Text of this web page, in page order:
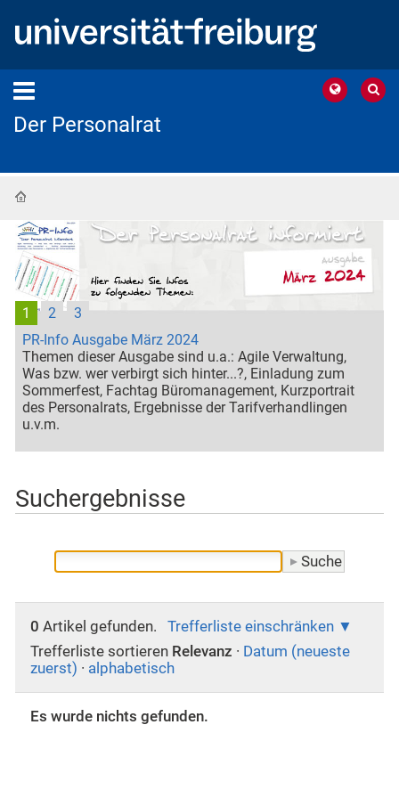
Der Personalrat
PR-Info Ausgabe März 2024
Themen dieser Ausgabe sind u.a.: Agile Verwaltung,
Was bzw. wer verbirgt sich hinter...?, Einladung zum
Sommerfest, Fachtag Büromanagement, Kurzportrait
des Personalrats, Ergebnisse der Tarifverhandlingen
u.v.m.
1 2 3
Suchergebnisse
0 Artikel gefunden.
Trefferliste einschränken
Trefferliste sortieren Relevanz · Datum (neueste
zuerst) · alphabetisch
Es wurde nichts gefunden.